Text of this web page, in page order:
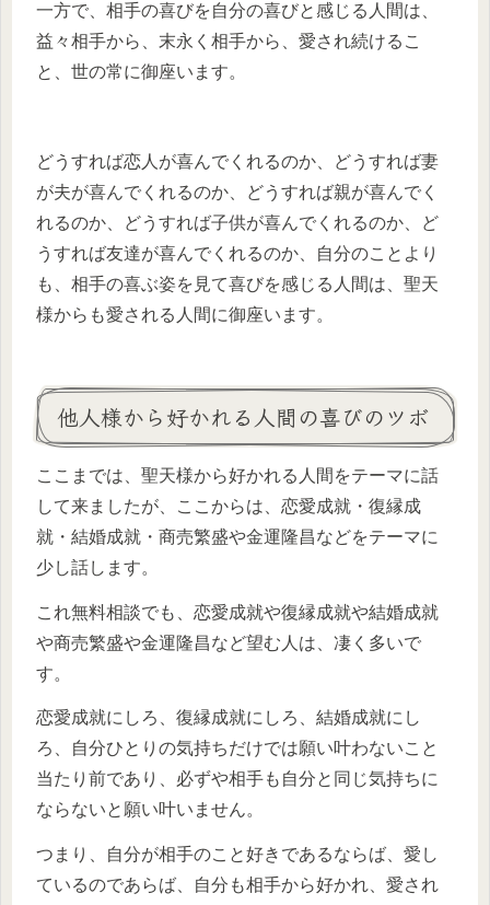
一方で、相手の喜びを自分の喜びと感じる人間は、
益々相手から、末永く相手から、愛され続けるこ
と、世の常に御座います。
どうすれば恋人が喜んでくれるのか、どうすれば妻
が夫が喜んでくれるのか、どうすれば親が喜んでく
れるのか、どうすれば子供が喜んでくれるのか、ど
うすれば友達が喜んでくれるのか、自分のことより
も、相手の喜ぶ姿を見て喜びを感じる人間は、聖天
様からも愛される人間に御座います。
他人様から好かれる人間の喜びのツボ
ここまでは、聖天様から好かれる人間をテーマに話
して来ましたが、ここからは、恋愛成就・復縁成
就・結婚成就・商売繁盛や金運隆昌などをテーマに
少し話します。
これ無料相談でも、恋愛成就や復縁成就や結婚成就
や商売繁盛や金運隆昌など望む人は、凄く多いで
す。
恋愛成就にしろ、復縁成就にしろ、結婚成就にし
ろ、自分ひとりの気持ちだけでは願い叶わないこと
当たり前であり、必ずや相手も自分と同じ気持ちに
ならないと願い叶いません。
つまり、自分が相手のこと好きであるならば、愛し
ているのであらば、自分も相手から好かれ、愛され